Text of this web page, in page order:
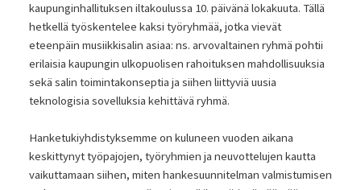
kaupunginhallituksen iltakoulussa 10. päivänä lokakuuta. Tällä
hetkellä työskentelee kaksi työryhmää, jotka vievät
eteenpäin musiikkisalin asiaa: ns. arvovaltainen ryhmä pohtii
erilaisia kaupungin ulkopuolisen rahoituksen mahdollisuuksia
sekä salin toimintakonseptia ja siihen liittyviä uusia
teknologisia sovelluksia kehittävä ryhmä.
Hanketukiyhdistyksemme on kuluneen vuoden aikana
keskittynyt työpajojen, työryhmien ja neuvottelujen kautta
vaikuttamaan siihen, miten hankesuunnitelman valmistumisen